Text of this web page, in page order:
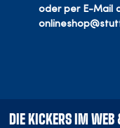
oder per E-Mail
DIE KICKERS IM